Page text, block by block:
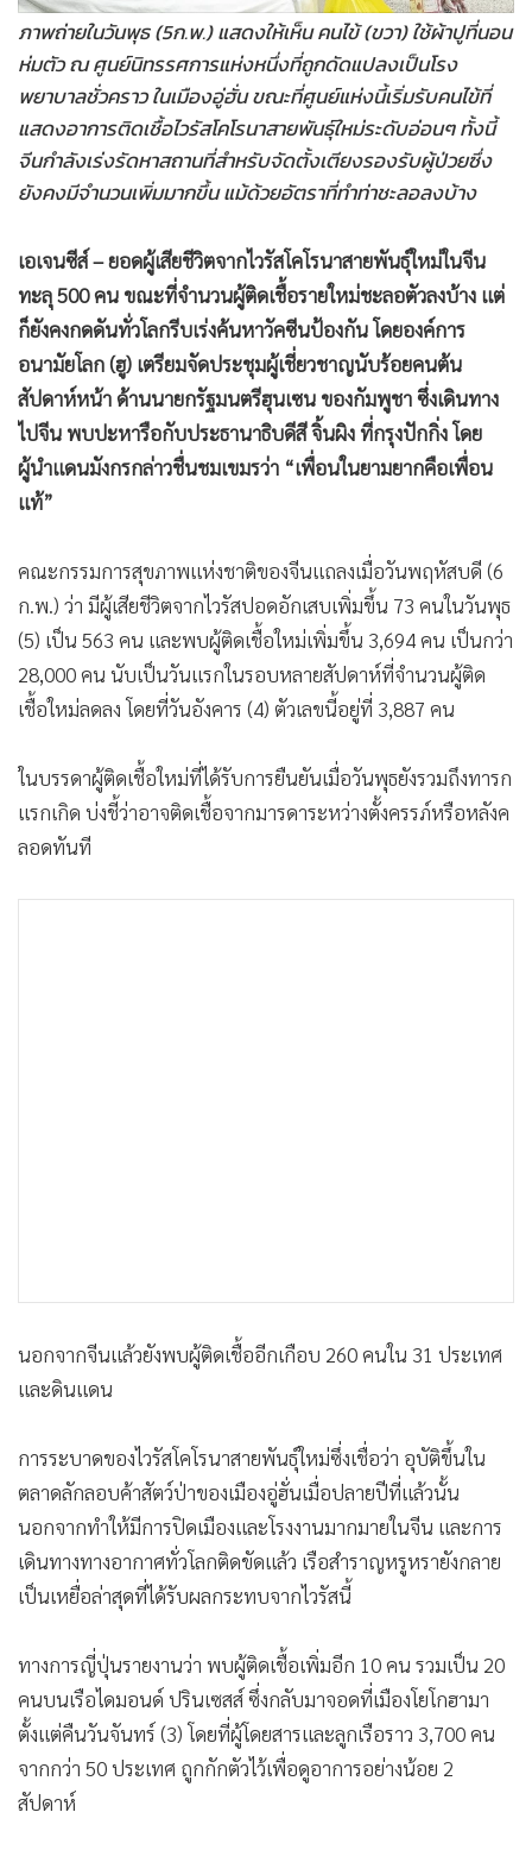
• ต่างประเทศ
Special Scoop
• เศรษฐกิจ-ธุรกิจ
• จีน
• ชุมชน-คุณภาพชีวิต
• อาชญากรรม
• เกม
• วิทยาศาสตร์
• SMEs
• หุ้น
• อินโดจีน
• กองทุนรวม
• Celeb Online
• ญี่ปุ่น
• News1
• Gotomanager
ภาพถ่ายในวันพุธ (5ก.พ.) แสดงให้เห็น คนไข้ (ขวา) ใช้ผ้าปูที่นอน
ห่มตัว ณ ศูนย์นิทรรศการแห่งหนึ่งที่ถูกดัดแปลงเป็นโรง
พยาบาลชั่วคราว ในเมืองอู่ฮั่น ขณะที่ศูนย์แห่งนี้เริ่มรับคนไข้ที่
แสดงอาการติดเชื้อไวรัสโคโรนาสายพันธุ์ใหม่ระดับอ่อนๆ ทั้งนี้
จีนกำลังเร่งรัดหาสถานที่สำหรับจัดตั้งเตียงรองรับผู้ป่วยซึ่ง
ยังคงมีจำนวนเพิ่มมากขึ้น แม้ด้วยอัตราที่ทำท่าชะลอลงบ้าง
เอเจนซีส์ – ยอดผู้เสียชีวิตจากไวรัสโคโรนาสายพันธุ์ใหม่ในจีน
ทะลุ 500 คน ขณะที่จำนวนผู้ติดเชื้อรายใหม่ชะลอตัวลงบ้าง แต่
ก็ยังคงกดดันทั่วโลกรีบเร่งค้นหาวัคซีนป้องกัน โดยองค์การ
อนามัยโลก (ฮู) เตรียมจัดประชุมผู้เชี่ยวชาญนับร้อยคนต้น
สัปดาห์หน้า ด้านนายกรัฐมนตรีฮุนเซน ของกัมพูชา ซึ่งเดินทาง
ไปจีน พบปะหารือกับประธานาธิบดีสี จิ้นผิง ที่กรุงปักกิ่ง โดย
ผู้นำแดนมังกรกล่าวชื่นชมเขมรว่า “เพื่อนในยามยากคือเพื่อน
แท้”
คณะกรรมการสุขภาพแห่งชาติของจีนแถลงเมื่อวันพฤหัสบดี (6
ก.พ.) ว่า มีผู้เสียชีวิตจากไวรัสปอดอักเสบเพิ่มขึ้น 73 คนในวันพุธ
(5) เป็น 563 คน และพบผู้ติดเชื้อใหม่เพิ่มขึ้น 3,694 คน เป็นกว่า
28,000 คน นับเป็นวันแรกในรอบหลายสัปดาห์ที่จำนวนผู้ติด
เชื้อใหม่ลดลง โดยที่วันอังคาร (4) ตัวเลขนี้อยู่ที่ 3,887 คน
ในบรรดาผู้ติดเชื้อใหม่ที่ได้รับการยืนยันเมื่อวันพุธยังรวมถึงทารก
แรกเกิด บ่งชี้ว่าอาจติดเชื้อจากมารดาระหว่างตั้งครรภ์หรือหลังค
ลอดทันที
นอกจากจีนแล้วยังพบผู้ติดเชื้ออีกเกือบ 260 คนใน 31 ประเทศ
และดินแดน
การระบาดของไวรัสโคโรนาสายพันธุ์ใหม่ซึ่งเชื่อว่า อุบัติขึ้นใน
ตลาดลักลอบค้าสัตว์ป่าของเมืองอู่ฮั่นเมื่อปลายปีที่แล้วนั้น
นอกจากทำให้มีการปิดเมืองและโรงงานมากมายในจีน และการ
เดินทางทางอากาศทั่วโลกติดขัดแล้ว เรือสำราญหรูหรายังกลาย
เป็นเหยื่อล่าสุดที่ได้รับผลกระทบจากไวรัสนี้
ทางการญี่ปุ่นรายงานว่า พบผู้ติดเชื้อเพิ่มอีก 10 คน รวมเป็น 20
คนบนเรือไดมอนด์ ปรินเซสส์ ซึ่งกลับมาจอดที่เมืองโยโกฮามา
ตั้งแต่คืนวันจันทร์ (3) โดยที่ผู้โดยสารและลูกเรือราว 3,700 คน
จากกว่า 50 ประเทศ ถูกกักตัวไว้เพื่อดูอาการอย่างน้อย 2
สัปดาห์